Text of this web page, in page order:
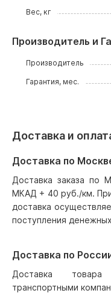
Вес, кг
Производитель и
Производитель
Гарантия, мес.
Доставка и
Доставка по
Доставка заказа по
МКАД + 40 руб./км.
доставка
поступления
Доставка по
Доставка
транспортными